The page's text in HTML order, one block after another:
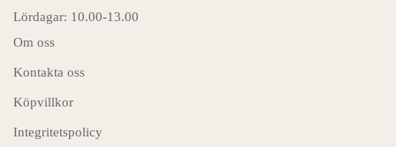
Lördagar: 10.00-13.00
Om oss
Kontakta oss
Köpvillkor
Integritetspolicy